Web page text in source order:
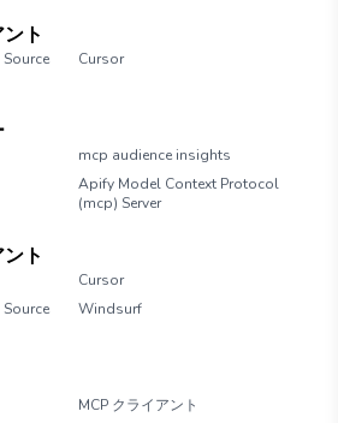
ト
Cursor
mcp audience insights
Apify Model Context Protocol
(mcp) Server
ト
Cursor
Windsurf
MCP クライアント